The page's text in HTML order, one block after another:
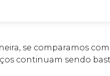
se comparamos
continuam sendo